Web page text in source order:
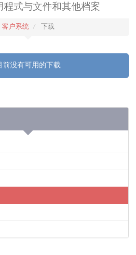
程式与文件和其他档案
客户系统 下载
前没有可用的下载